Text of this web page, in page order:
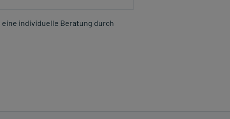
individuelle Beratung durch